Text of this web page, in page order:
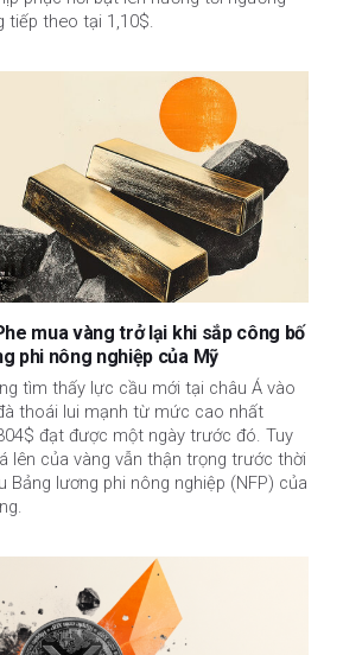
tiếp theo tại 1,10$.
mua vàng trở lại khi sắp công bố
phi nông nghiệp của Mỹ
tìm thấy lực cầu mới tại châu Á vào
thoái lui mạnh từ mức cao nhất
đạt được một ngày trước đó. Tuy
lên của vàng vẫn thận trọng trước thời
Bảng lương phi nông nghiệp (NFP) của